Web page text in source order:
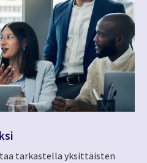
tarkastella yksittäisten